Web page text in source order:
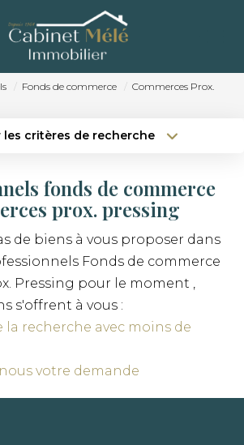
ACCUEIL
ACHETER
RECRUTEMENT
CONTACT
Fonds de commerce
Commerces Prox.
les critères de recherche
Créer une alerte
fonds de commerce
prox. pressing
de biens à vous proposer dans
Fonds de commerce
Pressing pour le moment ,
s'offrent à vous :
la recherche avec moins de
votre demande